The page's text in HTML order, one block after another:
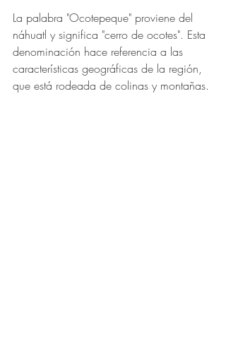
La palabra "Ocotepeque" proviene del
náhuatl y significa "cerro de ocotes". Esta
denominación hace referencia a las
características geográficas de la región,
que está rodeada de colinas y montañas.